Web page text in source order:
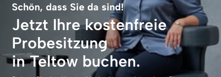
Schön, dass Sie da sind!
Jetzt Ihre kostenfreie
Probesitzung
in Teltow buchen.